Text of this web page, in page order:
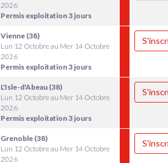
2026
Permis exploitation 3 jours
Vienne (38)
Lun 12 Octobre au Mer 14 Octobre
2026
Permis exploitation 3 jours
L'Isle-d'Abeau (38)
Lun 12 Octobre au Mer 14 Octobre
2026
Permis exploitation 3 jours
Grenoble (38)
Lun 12 Octobre au Mer 14 Octobre
2026